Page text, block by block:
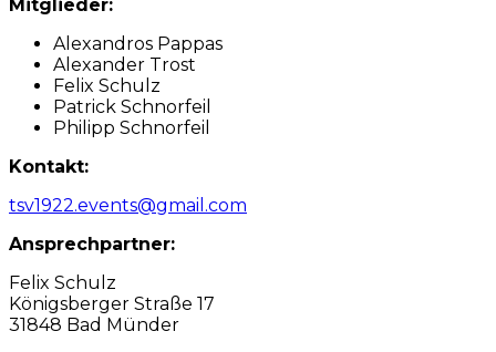
Mitglieder:
Alexandros Pappas
Alexander Trost
Felix Schulz
Patrick Schnorfeil
Philipp Schnorfeil
Kontakt:
tsv1922.events@gmail.com
Ansprechpartner:
Felix Schulz
Königsberger Straße 17
31848 Bad Münder